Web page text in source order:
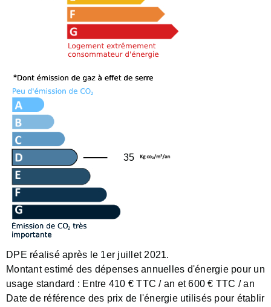
35
DPE réalisé après le 1er juillet 2021.
Montant estimé des dépenses annuelles d'énergie pour un
usage standard : Entre 410 € TTC / an et 600 € TTC / an
Date de référence des prix de l'énergie utilisés pour établir